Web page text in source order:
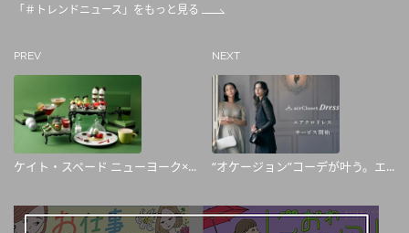
「＃トレンドニュース」をもっと見る
PREV
ケイト・スペード ニューヨーク×...
NEXT
“オケージョン”コーデが叶う。エ...